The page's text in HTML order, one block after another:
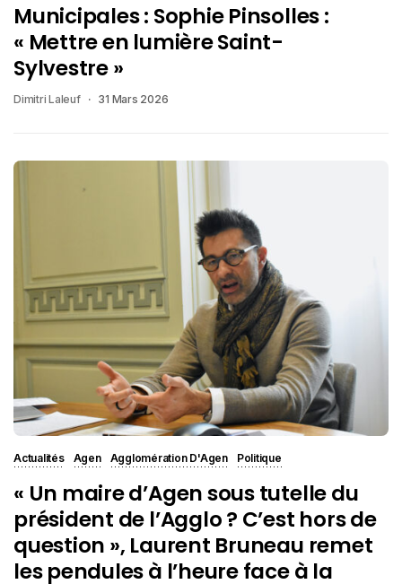
Municipales : Sophie Pinsolles :
« Mettre en lumière Saint-
Sylvestre »
Dimitri Laleuf 31 Mars 2026
Actualités Agen Agglomération D'Agen Politique
« Un maire d’Agen sous tutelle du
président de l’Agglo ? C’est hors de
question », Laurent Bruneau remet
les pendules à l’heure face à la